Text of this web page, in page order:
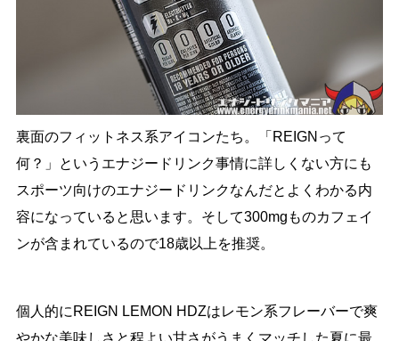
裏面のフィットネス系アイコンたち。「REIGNって
何？」というエナジードリンク事情に詳しくない方にも
スポーツ向けのエナジードリンクなんだとよくわかる内
容になっていると思います。そして300mgものカフェイ
ンが含まれているので18歳以上を推奨。
個人的にREIGN LEMON HDZはレモン系フレーバーで爽